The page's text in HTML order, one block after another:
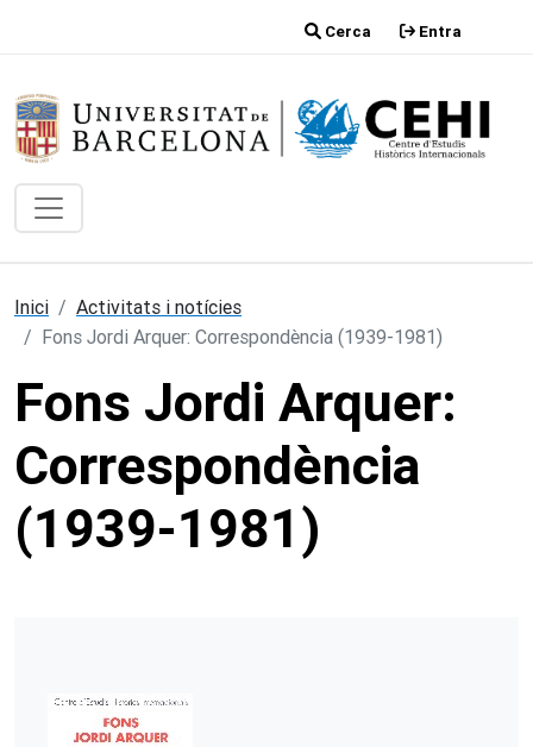
Cerca Entra
Inici
Activitats i notícies
Fons Jordi Arquer: Correspondència (1939-1981)
Fons Jordi Arquer:
Correspondència
(1939-1981)